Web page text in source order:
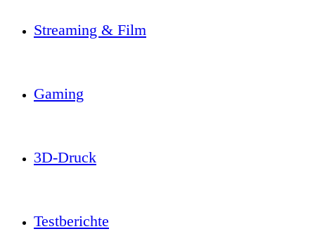
Streaming & Film
Gaming
3D-Druck
Testberichte